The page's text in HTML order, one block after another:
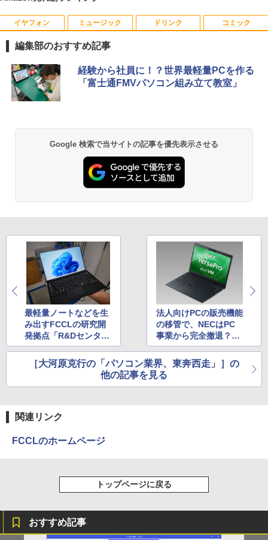
1
Yoothi 互換品 液晶 15.6インチ NV156F
HM-N41 NV156FHM-N42 NV156FHM-N
43 NV156FHM-N46 NV156FHM-N47 NV
PS LED LCD 液晶ディスプレイ 修理交換
用液晶パネル
＼500円OFFクーポンあり！／ モバイル
モニター 15.6インチ 1080PフルHD ディ
スプレイ VESA対応 コスパ デュアルモニ
ター サブモニター ゲーミングモニター
ポータブルモニター 外付けモニター リモ
★Gigastone モニター 21.45インチ ディ
スプレイ PCモニター VESA モニタ ノン
グレア フルHD 75Hz ブルーライト軽減
パネル 178度 広角 高解像度目に優しいフ
リッカーフリー (PS5確認済み/HDMI/VG
A/3年保証)
￥9,980
4
【公式限定2年保証】モニター 21.5イン
イリスオーヤマ DT-JF * 安心延長保証対
HEP7FWH]
1
獣医腫瘍学テキスト 第2版[本/雑誌] / 日
本獣医がん学会/著 日本獣医がん学会獣医
腫瘍科認定医認定委員会/監修
￥19,800
宮脇 さき ]
￥1,980
￥19,800
4
和山やま作品4冊セット 小冊子＆アクリ
ルスタンド付き特装版 （ビームコミック
ス） [ 和山 やま ]
￥11,000
施設基準パーフェクトブック 2026年度
イヤフォン
Anker Soundcore P40i オフホワイト
￥7,990
Anker Soundcore P31i ブラック
￥5,990
￥14,990
【2026年アップグレード版】AOKIMI ワイヤ
レスイヤホン bluetooth イヤホン V12 小型
軽量 ブルートゥースHi-Fi 最大36時間再生 ぶ
るーとゅーす コードレス ENCノイズキャン
セリング 自動ペアリング Type-C充電 マイク
付き 防水 タッチ式音量調整 スポーツ/通勤/通
学/WEB会議(ホワイト)
￥1,964
ミュージック
BRUCE WAYNE feat. Flo Milli, ATL Jacob
[Explicit]
BRUCE WAYNE feat. Flo Milli, ATL Jacob
￥250
On My Road (Stadium ver.)
￥250
BUGS LIFE
￥250
ドリンク
【Amazon.co.jp限定】 い・ろ・は・す 2L P
ET ラベルレス ×8本
by Amazon 天然水 ラベルレス 500ml ×24本
ウォーター ペットボトル 静岡県産 500ミリリ
ットル (Smart Basic)
￥1,117
by Amazon 炭酸水 ラベルレス 500ml ×24本
強炭酸水 ペットボトル 500ミリリットル (Sm
art Basic)
￥1,625
コカ・コーラ やかんの麦茶 from 爽健美茶 ラ
ベルレス 650mlPET×24本
コミック
薬屋のひとりごと 17巻 (デジタル版ビッグガ
ンガンコミックス)
異世界居酒屋「のぶ」(22) (角川コミックス・
￥832
￥594
HUNTER×HUNTER モノクロ版 39 (ジャンプ
コミックスDIGITAL)
￥572
スーパーの裏でヤニ吸うふたり 9巻 (デジタル
版ビッグガンガンコミックス)
編集部のおすすめ記事
経験から社員に！？世界最軽量PCを作る
「富士通FMVパソコン組み立て教室」
Google 検索で当サイトの記事を優先表示させる
最軽量ノートなどを生
み出すFCCLの研究開
発拠点「R&Dセンタ
ー」に潜入
法人向けPCの販売機能
の移管で、NECはPC
事業から完全撤退？PC
-8001の発売から45年
目の行方
［大河原克行の「パソコン業界、東奔西走」］の
他の記事を見る
関連リンク
FCCLのホームページ
トップページに戻る
おすすめ記事